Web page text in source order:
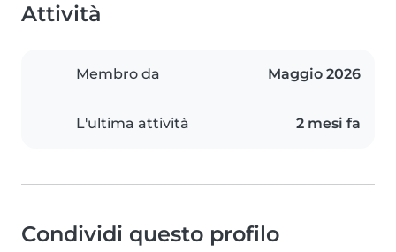
Attività
Membro da Maggio 2026
L'ultima attività 2 mesi fa
Condividi questo profilo